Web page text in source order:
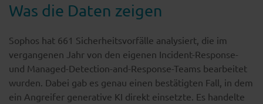
Was die Daten zeigen
Sophos hat 661 Sicherheitsvorfälle analysiert, die im
vergangenen Jahr von den eigenen Incident-Response-
und Managed-Detection-and-Response-Teams bearbeitet
wurden. Dabei gab es genau einen bestätigten Fall, in dem
ein Angreifer generative KI direkt einsetzte. Es handelte